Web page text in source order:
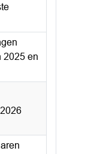
2025 en